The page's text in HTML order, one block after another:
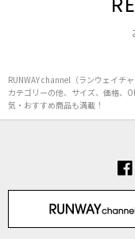
RUNWAY channel（ランウェイチ
カテゴリーの他、サイズ、価格、
気・おすすめ商品も満載！